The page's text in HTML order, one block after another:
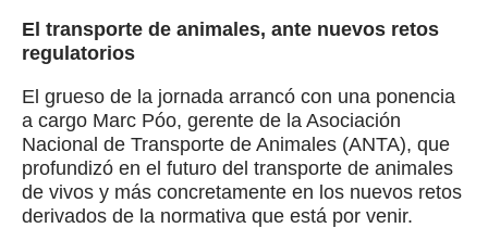
El transporte de animales, ante nuevos retos
regulatorios
El grueso de la jornada arrancó con una ponencia
a cargo Marc Póo, gerente de la Asociación
Nacional de Transporte de Animales (ANTA), que
profundizó en el futuro del transporte de animales
de vivos y más concretamente en los nuevos retos
derivados de la normativa que está por venir.